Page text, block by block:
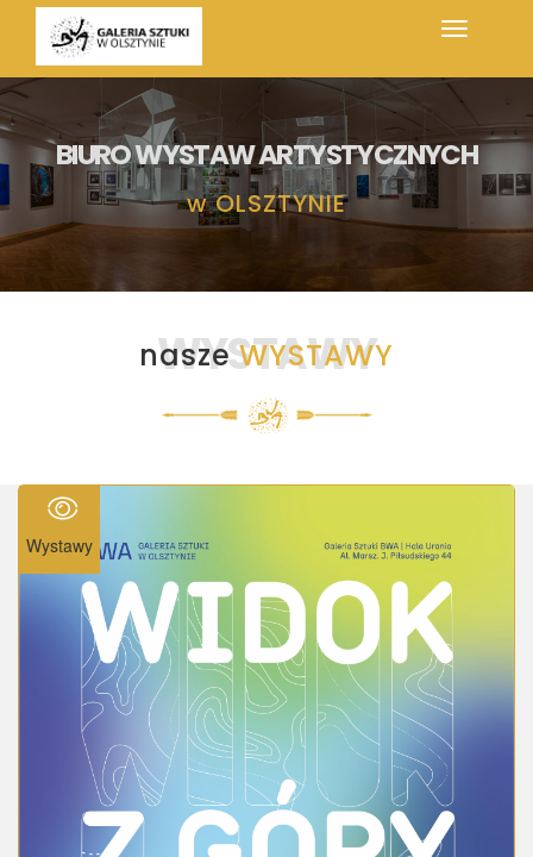
BIURO WYSTAW ARTYSTYCZNYCH
w OLSZTYNIE
WYSTAWY
naszeWYSTAWY
Wystawy